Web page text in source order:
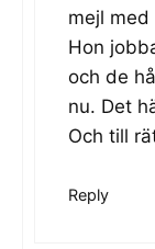
mejl
Hon
och de
nu. Det
Och till
Reply